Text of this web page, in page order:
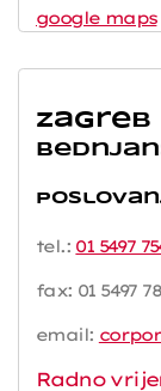
google maps
Zagreb
tel.: 01 5497
fax: 01 5497
email:
Radno